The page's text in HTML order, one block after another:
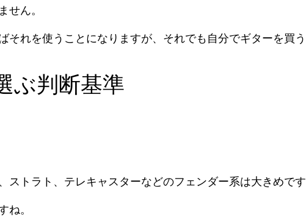
せん。
れを使うことになりますが、それでも自分でギターを買
ぶ判断基準
トラト、テレキャスターなどのフェンダー系は大きめです
ね。